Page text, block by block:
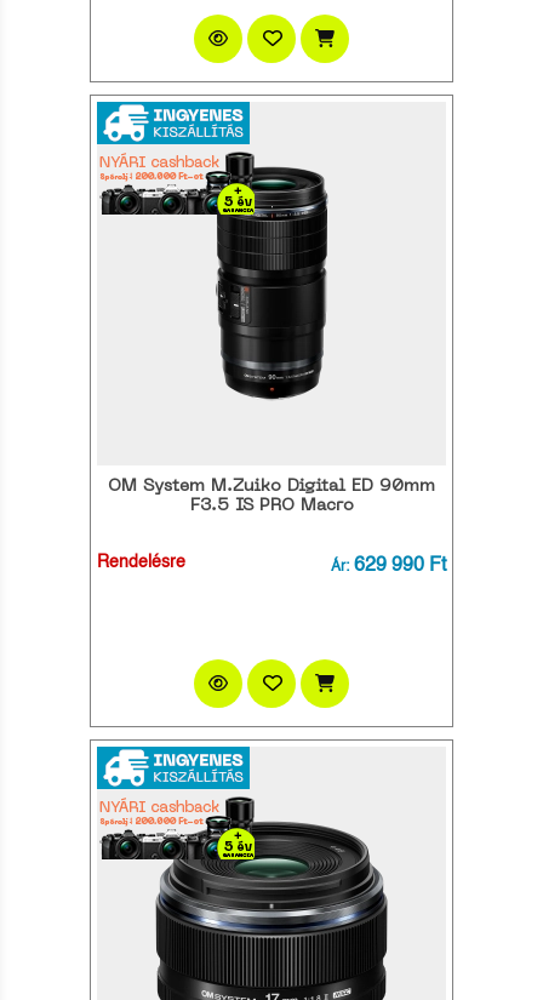
OM System M.Zuiko Digital ED 90mm
F3.5 IS PRO Macro
Rendelésre Ár: 629 990 Ft